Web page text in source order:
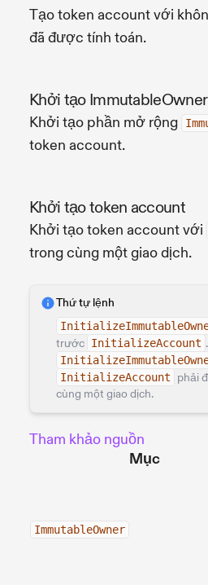
Tạo token account với
đã được tính toán.
Khởi tạo ImmutableOwner
Khởi tạo phần mở rộng
token account.
Khởi tạo token account
Khởi tạo token account với
trong cùng một giao dịch.
Thứ tự lệnh
trước InitializeAccount .
InitializeAccount
phải
cùng một giao dịch.
Tham khảo nguồn
Mục
ImmutableOwner